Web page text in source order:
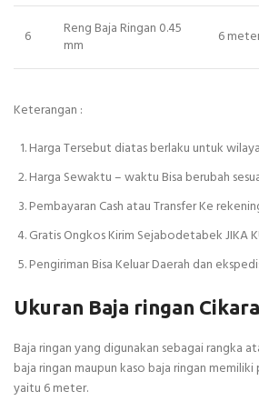
6
Reng Baja Ringan 0.45
mm
6
Keterangan :
Harga Tersebut diatas berlaku untuk
Harga Sewaktu – waktu Bisa berubah
Pembayaran Cash atau Transfer Ke
Gratis Ongkos Kirim Sejabodetabek JIKA
Pengiriman Bisa Keluar Daerah dan
Ukuran Baja ringan
Baja ringan yang digunakan sebagai rangka
baja ringan maupun kaso baja ringan
yaitu 6 meter.